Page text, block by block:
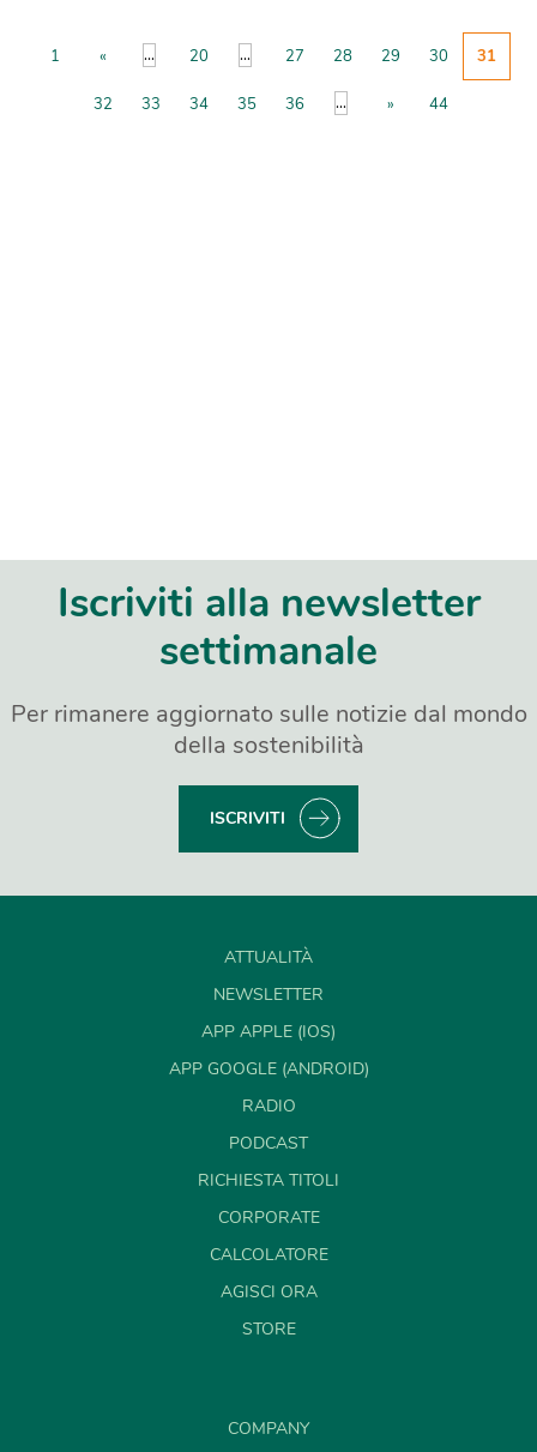
1 « ... 20 ... 27 28 29 30 31
32 33 34 35 36 ... » 44
Iscriviti alla newsletter
settimanale
Per rimanere aggiornato sulle notizie dal mondo
della sostenibilità
ISCRIVITI
ATTUALITÀ
NEWSLETTER
APP APPLE (IOS)
APP GOOGLE (ANDROID)
RADIO
PODCAST
RICHIESTA TITOLI
CORPORATE
CALCOLATORE
AGISCI ORA
STORE
COMPANY